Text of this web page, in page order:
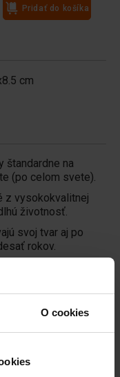
O cookies
Pridať do košíka
cm
štandardne na
(po celom svete).
z vysokokvalitnej
životnosť.
svoj tvar aj po
rokov.
spoľahlivým
formami na